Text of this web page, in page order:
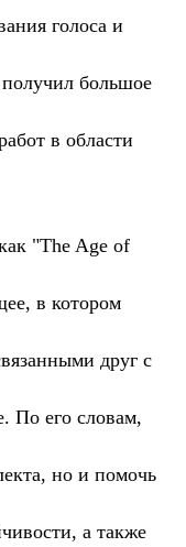
голоса и
большое
в области
"The Age of
в котором
друг с
По его словам,
но и помочь
а также